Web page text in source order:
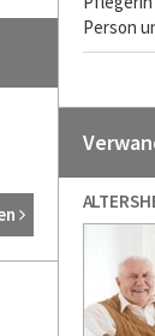
Person